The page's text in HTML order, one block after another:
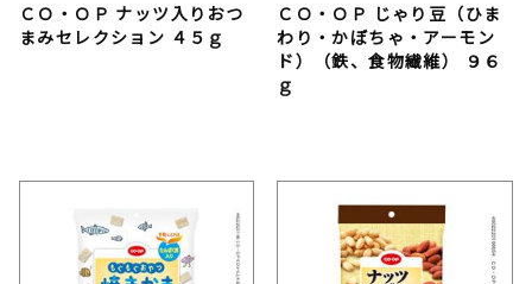
ＣＯ・ＯＰ ナッツ入りおつ
まみセレクション ４５ｇ
ＣＯ・ＯＰ じゃり豆（ひま
わり・かぼちゃ・アーモン
ド）（鉄、食物繊維） ９６
ｇ